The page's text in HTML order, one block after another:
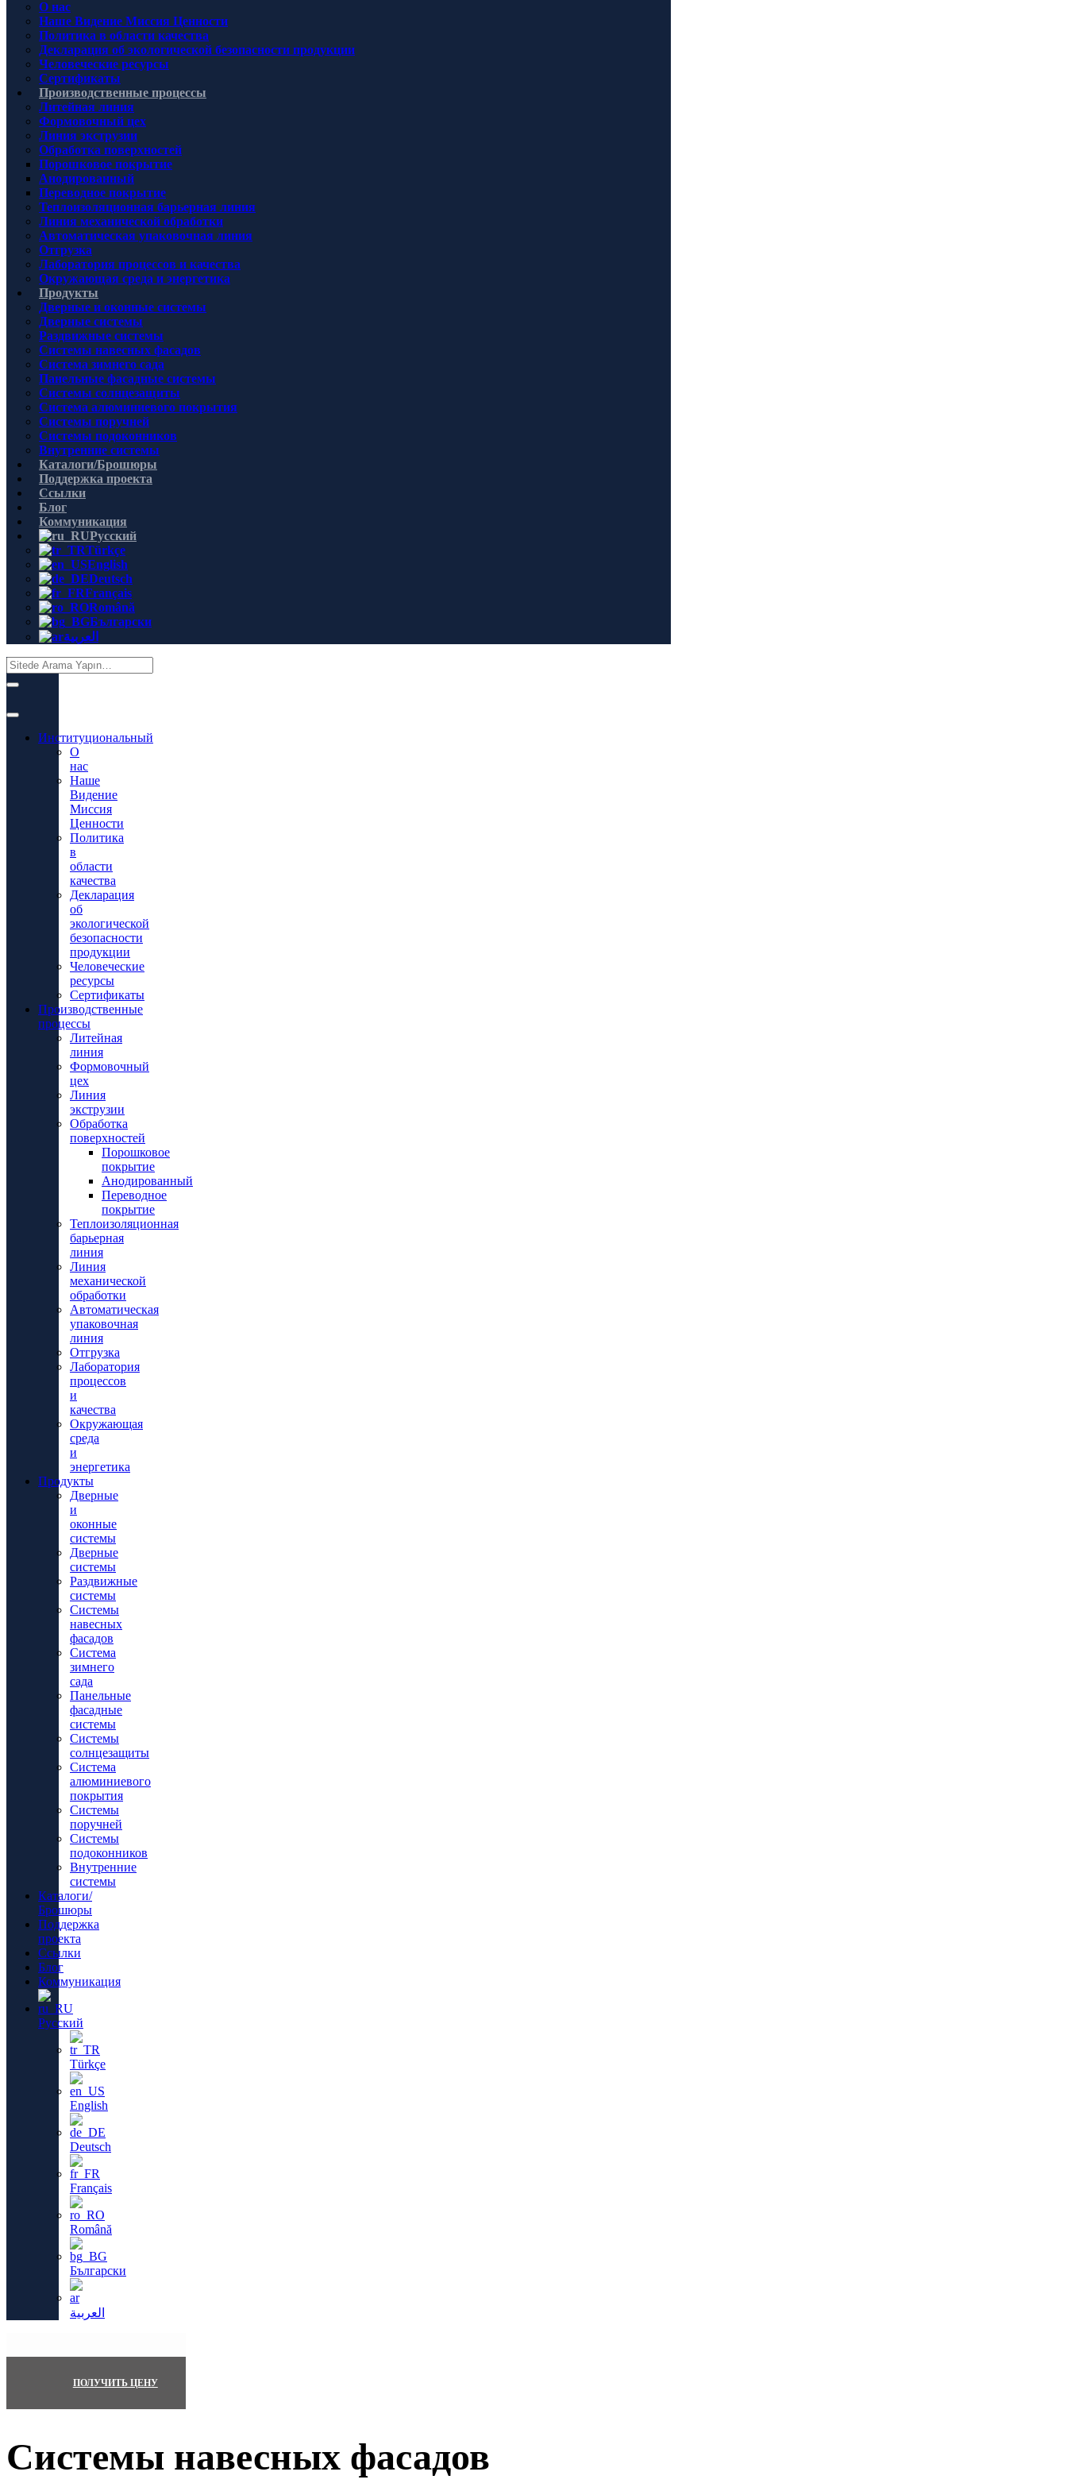
О нас
Наше Видение Миссия Ценности
Политика в области качества
Декларация об экологической безопасности продукции
Человеческие ресурсы
Сертификаты
Производственные процессы
Литейная линия
Формовочный цех
Линия экструзии
Обработка поверхностей
Порошковое покрытие
Анодированный
Переводное покрытие
Теплоизоляционная барьерная линия
Линия механической обработки
Автоматическая упаковочная линия
Отгрузка
Лаборатория процессов и качества
Окружающая среда и энергетика
Продукты
Дверные и оконные системы
Дверные системы
Раздвижные системы
Системы навесных фасадов
Система зимнего сада
Панельные фасадные системы
Системы солнцезащиты
Система алюминиевого покрытия
Системы поручней
Системы подоконников
Внутренние системы
Каталоги/Брошюры
Поддержка проекта
Ссылки
Блог
Коммуникация
Русский
Türkçe
English
Deutsch
Français
Română
Български
العربية
Институциональный
О
нас
Наше
Видение
Миссия
Ценности
Политика
в
области
качества
Декларация
об
экологической
безопасности
продукции
Человеческие
ресурсы
Сертификаты
Производственные
процессы
Литейная
линия
Формовочный
цех
Линия
экструзии
Обработка
поверхностей
Порошковое
покрытие
Анодированный
Переводное
покрытие
Теплоизоляционная
барьерная
линия
Линия
механической
обработки
Автоматическая
упаковочная
линия
Отгрузка
Лаборатория
процессов
и
качества
Окружающая
среда
и
энергетика
Продукты
Дверные
и
оконные
системы
Дверные
системы
Раздвижные
системы
Системы
навесных
фасадов
Система
зимнего
сада
Панельные
фасадные
системы
Системы
солнцезащиты
Система
алюминиевого
покрытия
Системы
поручней
Системы
подоконников
Внутренние
системы
Каталоги/
Брошюры
Поддержка
проекта
Ссылки
Блог
Коммуникация
Русский
Türkçe
English
Deutsch
Français
Română
Български
العربية
ПОЛУЧИТЬ ЦЕНУ
Системы навесных фасадов